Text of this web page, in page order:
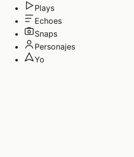
Plays
Echoes
Snaps
Personajes
Yo